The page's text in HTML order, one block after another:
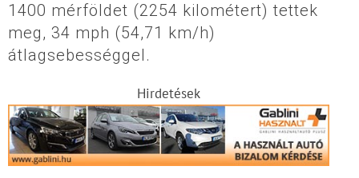
1400 mérföldet (2254 kilométert) tettek
meg, 34 mph (54,71 km/h)
átlagsebességgel.
Hirdetések